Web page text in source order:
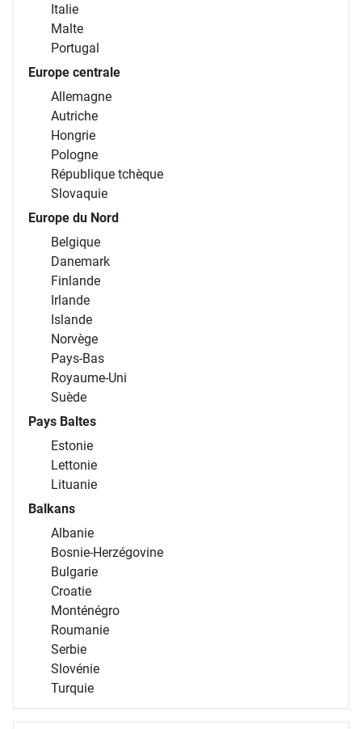
Italie
Malte
Portugal
Europe centrale
Allemagne
Autriche
Hongrie
Pologne
République tchèque
Slovaquie
Europe du Nord
Belgique
Danemark
Finlande
Irlande
Islande
Norvège
Pays-Bas
Royaume-Uni
Suède
Pays Baltes
Estonie
Lettonie
Lituanie
Balkans
Albanie
Bosnie-Herzégovine
Bulgarie
Croatie
Monténégro
Roumanie
Serbie
Slovénie
Turquie